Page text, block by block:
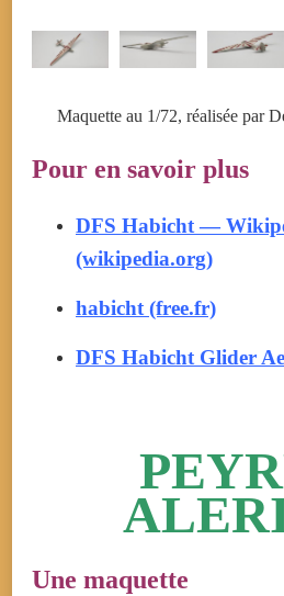
Maquette au 1/72, réalisée par
Pour en savoir plus
DFS Habicht —
(wikipedia.org)
habicht (free.fr)
DFS Habicht Glider
Une maquette